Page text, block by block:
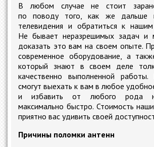
В любом случае не стоит
по поводу того, как же дальше
телевидения и обратиться к нашим
Не бывает неразрешимых задач и
доказать это вам на своем опыте.
современное оборудование, а
который знают в своем деле
качественно выполненной
смогут выехать к вам в любое
и избавить от любого рода
максимально быстро. Стоимость
приятно вас удивить своей
Причины поломки антенн